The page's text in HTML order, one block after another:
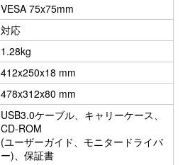
VESA 75x75mm
対応
1.28kg
412x250x18 mm
478x312x80 mm
USB3.0ケーブル、キャリーケース、
CD-ROM
(ユーザーガイド、モニタードライバ
ー)、保証書